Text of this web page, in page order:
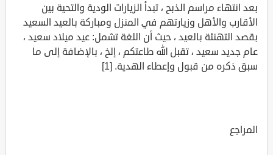
بعد انتهاء مراسم الذبح ، تبدأ الزيارات الودية والتحية بين
الأقارب والأهل وزيارتهم في المنزل ومباركة بالعيد السعيد
بقصد التهنئة بالعيد ، حيث أن اللغة تشمل: عيد ميلاد سعيد ،
عام جديد سعيد ، تقبل الله طاعتكم ، إلخ ، بالإضافة إلى ما
سبق ذكره من قبول وإعطاء الهدية. [1]
المراجع